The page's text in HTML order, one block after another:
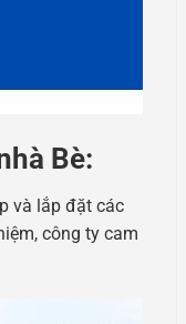
Bè:
và lắp đặt các
công ty cam